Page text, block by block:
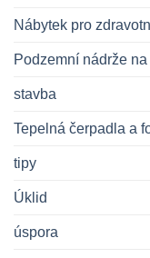
Nábytek pro
Podzemní nádrže
stavba
Tepelná čerpadla a
tipy
Úklid
úspora